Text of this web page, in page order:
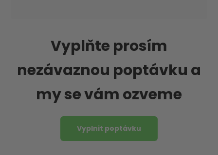
Vyplňte prosím
nezávaznou poptávku a
my se vám ozveme
Vyplnit poptávku